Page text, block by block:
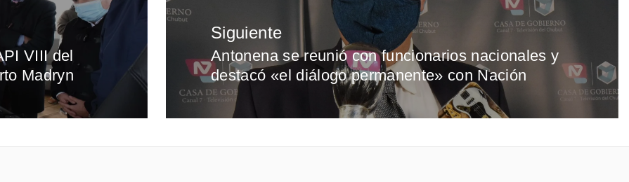
VIII del
Madryn
Siguiente
Entrada
siguiente:
Antonena se reunió con funcionarios nacionales y
destacó «el diálogo permanente» con Nación